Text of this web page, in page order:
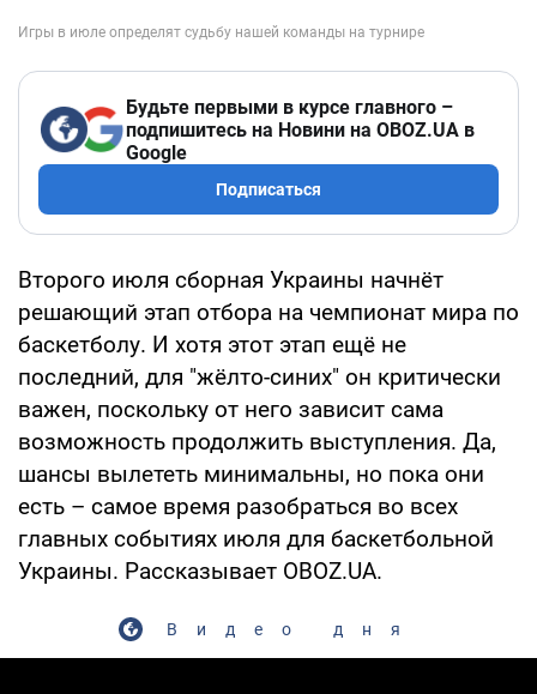
Будьте первыми в курсе главного –
подпишитесь на Новини на OBOZ.UA в
Google
Подписаться
Второго июля сборная Украины начнёт
решающий этап отбора на чемпионат мира по
баскетболу. И хотя этот этап ещё не
последний, для "жёлто-синих" он критически
важен, поскольку от него зависит сама
возможность продолжить выступления. Да,
шансы вылететь минимальны, но пока они
есть – самое время разобраться во всех
главных событиях июля для баскетбольной
Украины. Рассказывает OBOZ.UA.
Видео дня